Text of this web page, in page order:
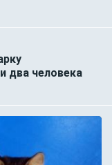
два человека